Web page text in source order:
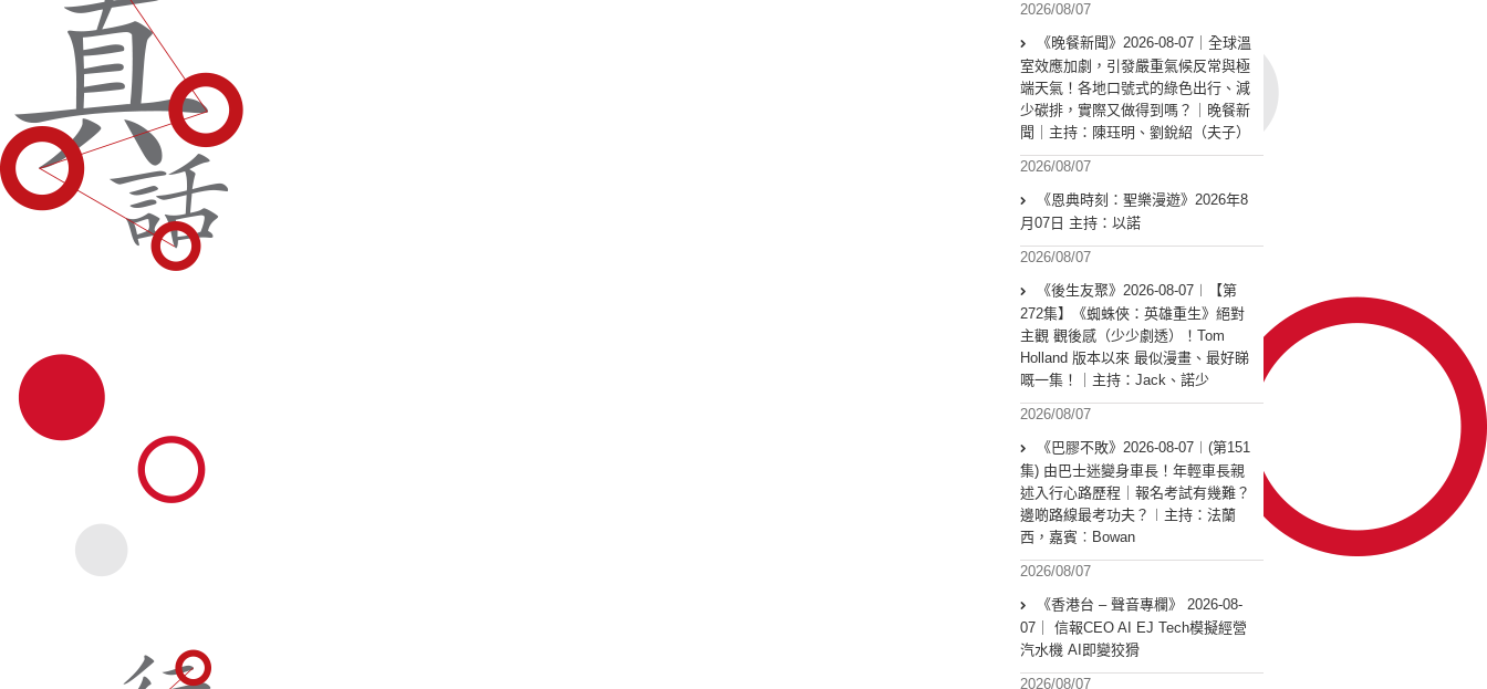
2026/08/07
《晚餐新聞》2026-08-07｜全球溫
室效應加劇，引發嚴重氣候反常與極
端天氣！各地口號式的綠色出行、減
少碳排，實際又做得到嗎？｜晚餐新
聞｜主持：陳珏明、劉銳紹（夫子）
2026/08/07
《恩典時刻：聖樂漫遊》2026年8
月07日 主持：以諾
2026/08/07
《後生友聚》2026-08-07︱【第
272集】《蜘蛛俠：英雄重生》絕對
主觀 觀後感（少少劇透）！Tom
Holland 版本以來 最似漫畫、最好睇
嘅一集！｜主持：Jack、諾少
2026/08/07
《巴膠不敗》2026-08-07︱(第151
集) 由巴士迷變身車長！年輕車長親
述入行心路歷程｜報名考試有幾難？
邊啲路線最考功夫？︱主持：法蘭
西，嘉賓︰Bowan
2026/08/07
《香港台 – 聲音專欄》 2026-08-
07｜ 信報CEO AI EJ Tech模擬經營
汽水機 AI即變狡猾
2026/08/07